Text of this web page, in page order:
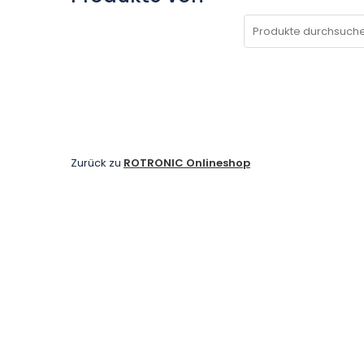
Zurück zu ROTRONIC Onlineshop